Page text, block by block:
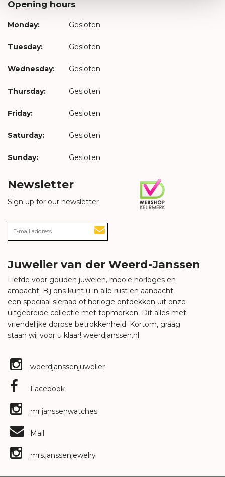
Opening hours
Monday: Gesloten
Tuesday: Gesloten
Wednesday: Gesloten
Thursday: Gesloten
Friday: Gesloten
Saturday: Gesloten
Sunday: Gesloten
Newsletter
Sign up for our newsletter
Juwelier van der Weerd-Janssen
Liefde voor gouden juwelen, mooie horloges en
ambacht! Bij ons kunt u in alle rust en aandacht
een speciaal sieraad of horloge ontdekken uit onze
uitgebreide collectie met topmerken. Dit alles met
vriendelijke dorpse betrokkenheid. Kortom, graag
staan wij voor u klaar! weerdjanssen.nl
weerdjanssenjuwelier
Facebook
mr.janssenwatches
Mail
mrs.janssenjewelry